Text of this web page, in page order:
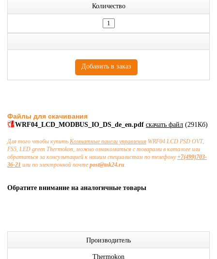
Количество
Файлы для скачивания
WRF04_LCD_MODBUS_IO_DS_de_en.pdf скачать файл (291Кб)
Для того чтобы купить Комнатные панели управления WRF04 LCD PSD OVT,
FS5, LED green Thermokon, можно ознакомиться с товарами в каталоге или
обратиться за консультацией к нашим специалистам по телефону+7(499)703-
36-21 или по электронной почте post@tok24.ru.
Обратите внимание на аналогичные товары
Производитель
Thermokon